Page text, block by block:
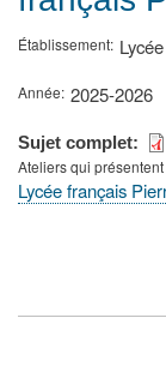
Établissement
Année 2025-2026
Sujet complet
Ateliers qui
Lycée français